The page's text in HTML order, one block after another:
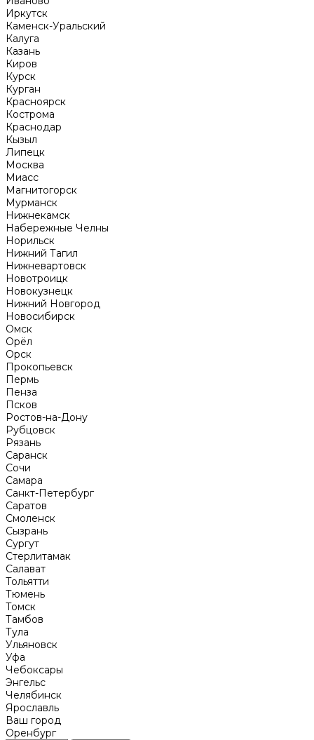
Иркутск
Каменск-Уральский
Калуга
Казань
Киров
Курск
Курган
Красноярск
Кострома
Краснодар
Кызыл
Липецк
Москва
Миасс
Магнитогорск
Мурманск
Нижнекамск
Набережные Челны
Норильск
Нижний Тагил
Нижневартовск
Новотроицк
Новокузнецк
Нижний Новгород
Новосибирск
Омск
Орёл
Орск
Прокопьевск
Пермь
Пенза
Псков
Ростов-на-Дону
Рубцовск
Рязань
Саранск
Сочи
Самара
Санкт-Петербург
Саратов
Смоленск
Сызрань
Сургут
Стерлитамак
Салават
Тольятти
Тюмень
Томск
Тамбов
Тула
Ульяновск
Уфа
Чебоксары
Энгельс
Челябинск
Ярославль
Ваш город
Оренбург